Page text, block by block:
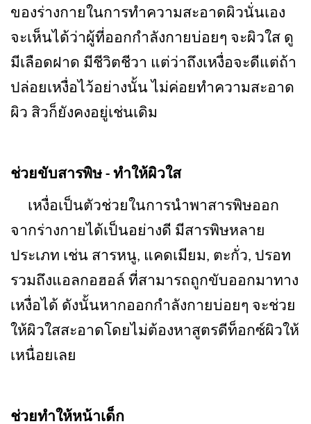
ของร่างกายในการทำความสะอาดผิวนั่นเอง
จะเห็นได้ว่าผู้ที่ออกกำลังกายบ่อยๆ จะผิวใส ดู
มีเลือดฝาด มีชีวิตชีวา แต่ว่าถึงเหงื่อจะดีแต่ถ้า
ปล่อยเหงื่อไว้อย่างนั้น ไม่ค่อยทำความสะอาด
ผิว สิวก็ยังคงอยู่เช่นเดิม
ช่วยขับสารพิษ - ทำให้ผิวใส
เหงื่อเป็นตัวช่วยในการนำพาสารพิษออก
จากร่างกายได้เป็นอย่างดี มีสารพิษหลาย
ประเภท เช่น สารหนู, แคดเมียม, ตะกั่ว, ปรอท
รวมถึงแอลกอฮอล์ ที่สามารถถูกขับออกมาทาง
เหงื่อได้ ดังนั้นหากออกกำลังกายบ่อยๆ จะช่วย
ให้ผิวใสสะอาดโดยไม่ต้องหาสูตรดีท็อกซ์ผิวให้
เหนื่อยเลย
ช่วยทำให้หน้าเด็ก